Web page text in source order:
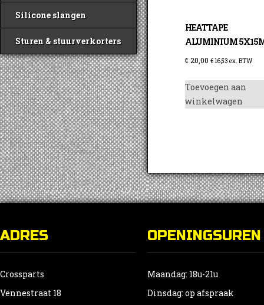
Silicone slangen
Sturen & stuurverkorters
HEATTAPE
ALUMINIUM
€20,00 € 16,53 ex. BTW
Toevoegen aan
winkelwagen
ADRES
Crossparts
Vennestraat 18
OPENINGSUREN
Maandag: 18u-21u
Dinsdag: op afspraak